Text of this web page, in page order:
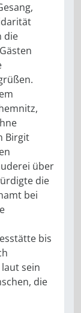
die
Birgit
über
die
bei
bis
sein
die